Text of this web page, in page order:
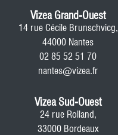
Vizea Grand-Ouest
14 rue Cécile Brunschvicg,
44000 Nantes
02 85 52 51 70
nantes@vizea.fr
Vizea Sud-Ouest
24 rue Rolland,
33000 Bordeaux